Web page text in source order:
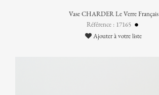
Vase CHARDER Le Verre Français
Référence : 17165
Ajouter à votre liste